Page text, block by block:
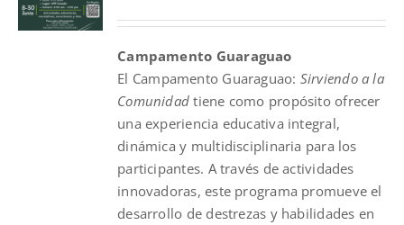
$180.00.$130.00.
Campamento Guaraguao
El Campamento Guaraguao: Sirviendo a la
Comunidad tiene como propósito ofrecer
una experiencia educativa integral,
dinámica y multidisciplinaria para los
participantes. A través de actividades
innovadoras, este programa promueve el
desarrollo de destrezas y habilidades en